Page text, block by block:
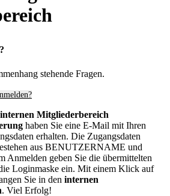
stehende Fragen.
Mitgliederbereich
haben Sie eine E-Mail mit Ihren
erhalten. Die Zugangsdaten
aus BENUTZERNAME und
Anmelden geben Sie die übermittelten
Loginmaske ein. Mit einem Klick auf
Sie in den internen
. Viel Erfolg!